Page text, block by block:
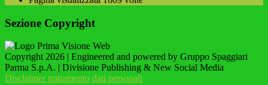
Sezione Copyright
Copyright 2026 | Engineered and powered by Gruppo Spaggiari
Parma S.p.A. | Divisione Publishing & New Social Media
Disclaimer trattamento dati personali